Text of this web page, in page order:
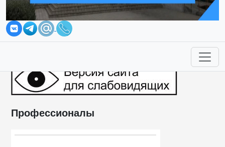
Профессионалы